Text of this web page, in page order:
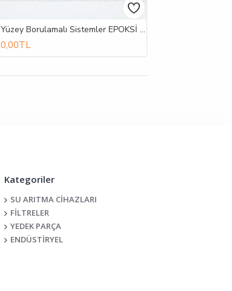
Yüzey Borulamalı Sistemler EPOKSİ BOYALI ST-37 TANKLI YÜZEY BORULAMALI KUM FİLTRE SİSTEMLERİ
0,00TL
Kategoriler
SU ARITMA CİHAZLARI
FİLTRELER
YEDEK PARÇA
ENDÜSTİRYEL